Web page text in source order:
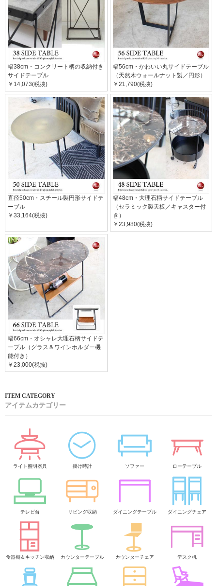
幅38cm・コンクリート柄の収納付き
サイドテーブル
￥14,073(税抜)
幅56cm・かわいい丸サイドテーブル
（天然木ウォールナット製／円形）
￥21,790(税抜)
直径50cm・スチール製円形サイドテ
ーブル
￥33,164(税抜)
幅48cm・大理石柄サイドテーブル
（セラミック製天板／キャスター付
き）
￥23,980(税抜)
幅66cm・オシャレ大理石柄サイドテ
ーブル（グラス＆ワインホルダー機
能付き）
￥23,000(税抜)
アイテムカテゴリー
ライト照明器具 掛け時計 ソファー ローテーブル
テレビ台 リビング収納 ダイニングテーブル ダイニングチェア
食器棚＆キッチン収納 カウンターテーブル カウンターチェア デスク机